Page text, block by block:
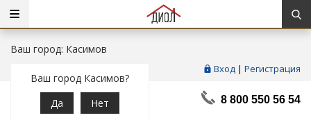
Ваш город: Касимов
Ваш город Касимов?
Да
Нет
Вход | Регистрация
8 800 550 56 54